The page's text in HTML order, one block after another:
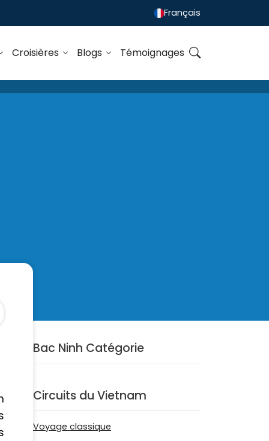
Français
Croisières Blogs Témoignages
Bac Ninh Catégorie
Circuits du Vietnam
Voyage classique